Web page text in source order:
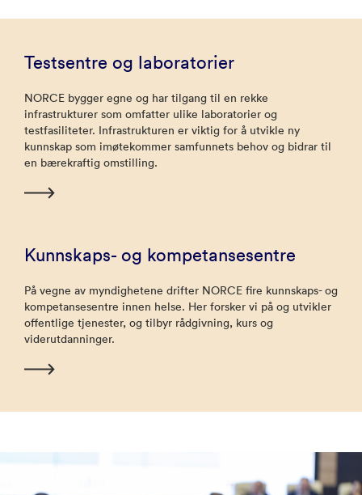
Testsentre og laboratorier
NORCE bygger egne og har tilgang til en rekke
infrastrukturer som omfatter ulike laboratorier og
testfasiliteter. Infrastrukturen er viktig for å utvikle ny
kunnskap som imøtekommer samfunnets behov og bidrar til
en bærekraftig omstilling.
Kunnskaps- og kompetansesentre
På vegne av myndighetene drifter NORCE fire kunnskaps- og
kompetansesentre innen helse. Her forsker vi på og utvikler
offentlige tjenester, og tilbyr rådgivning, kurs og
viderutdanninger.